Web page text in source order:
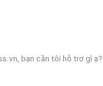
bạn cần tôi hỗ trợ gì ạ?